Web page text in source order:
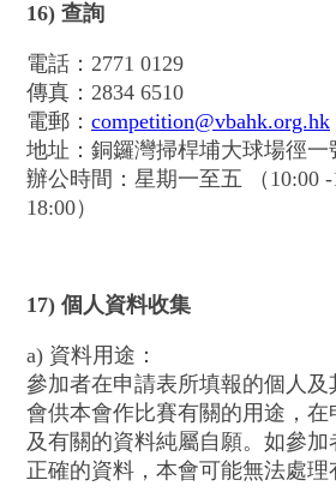
16) 查詢
電話：2771 0129
傳真：2834 6510
電郵： competition@vbahk.org.hk
地址：銅鑼灣掃桿埔大球場徑一
辦公時間：星期一至五 （10:00 -
18:00）
17) 個人資料收集
a) 資料用途：
參加者在申請表所填報的個人及
會供本會作比賽有關的用途，在
及有關的資料純屬自願。如參加
正確的資料，本會可能無法處理